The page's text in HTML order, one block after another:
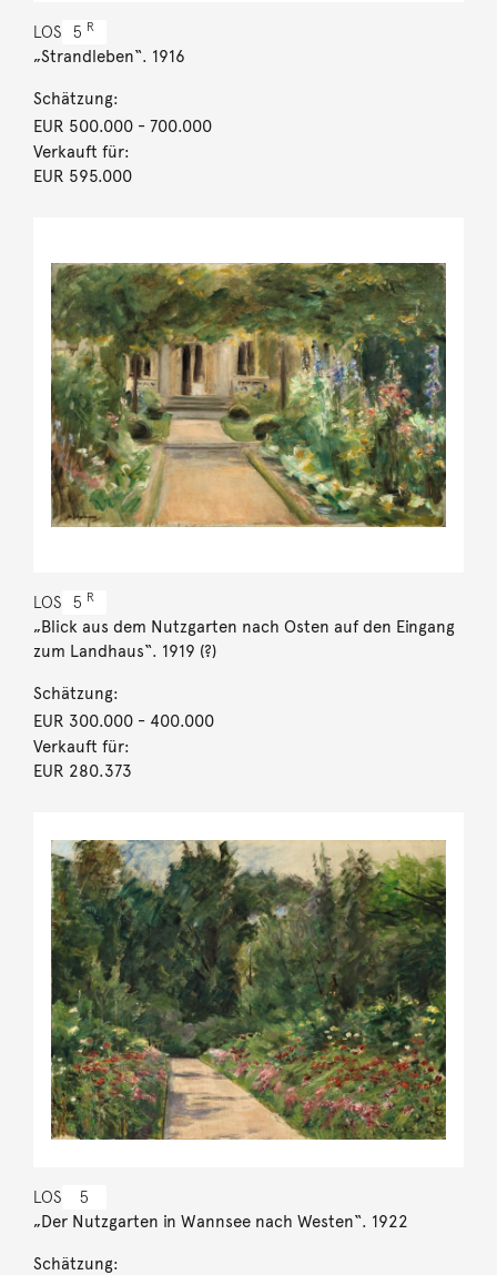
LOS 5 R
„Strandleben“. 1916
Schätzung:
EUR 500.000- 700.000
Verkauft für:
EUR 595.000
LOS 5 R
„Blick aus dem Nutzgarten nach Osten auf den Eingang
zum Landhaus“. 1919 (?)
Schätzung:
EUR 300.000- 400.000
Verkauft für:
EUR 280.373
LOS 5
„Der Nutzgarten in Wannsee nach Westen“. 1922
Schätzung: